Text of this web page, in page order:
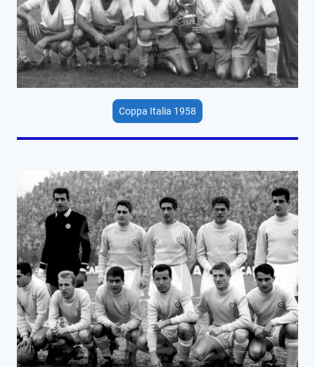
Coppa Italia 1958